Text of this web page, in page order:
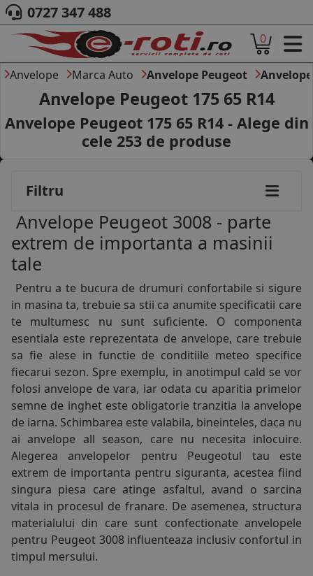
ACASA
DESPRE NOI
ANVELOPE
AUTO
CAMION
MOTO
MARCA AUTO
BLOG
CONT
CONTACT
COS (0 PRODUSE
0727 347 488
0
Anvelope Marca Auto Anvelope Peugeot Anvelope
Anvelope Peugeot 175 65 R14
Anvelope Peugeot 175 65 R14 - Alege din
cele 253 de produse
Filtru
Anvelope Peugeot 3008 - parte
extrem de importanta a masinii
tale
Pentru a te bucura de drumuri confortabile si sigure
in masina ta, trebuie sa stii ca anumite specificatii care
te multumesc nu sunt suficiente. O componenta
esentiala este reprezentata de anvelope, care trebuie
sa fie alese in functie de conditiile meteo specifice
fiecarui sezon. Spre exemplu, in anotimpul cald se vor
folosi anvelope de vara, iar odata cu aparitia primelor
semne de inghet este obligatorie tranzitia la anvelope
de iarna. Schimbarea este valabila, bineinteles, daca nu
ai anvelope all season, care nu necesita inlocuire.
Alegerea anvelopelor pentru Peugeotul tau este
extrem de importanta pentru siguranta, acestea fiind
singura piesa care atinge asfaltul, avand o sarcina
vitala in procesul de franare. De asemenea, structura
materialului din care sunt confectionate anvelopele
pentru Peugeot 3008 influenteaza inclusiv confortul in
timpul mersului.